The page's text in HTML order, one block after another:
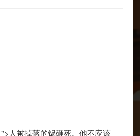
人被掉落的锅砸死。他不应该